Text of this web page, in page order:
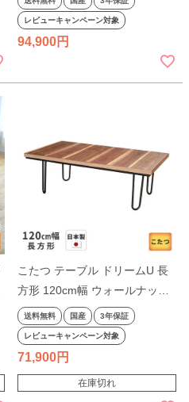
き 天然木 和風 和モダン アサヒ
日本製 国産 こたつテーブル
レビューキャンペーン対象
94,900
こたつ テーブル ドリームU 長
方形 120cm幅 ウォールナット
ブラウン リビングテーブル 洋
風 和モダン シンプル 天然木 木
製 日本製 国産 こたつテーブル
送料無料 国産 3年保証
レビューキャンペーン対象
71,900
在庫切れ